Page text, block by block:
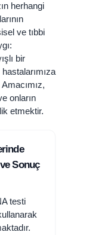
herhangi
ve tıbbi
bir
onların
etmektir.
Sonuç
testi